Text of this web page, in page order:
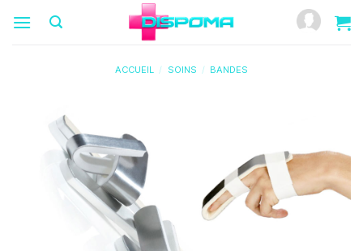
ACCUEIL / SOINS / BANDES